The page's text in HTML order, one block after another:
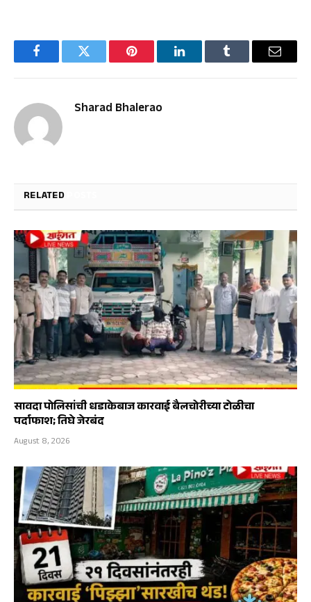
FacebookTwitter Pinterest LinkedInTumblr Email
Sharad Bhalerao
RELATED
सावदा पोलिसांची धडाकेबाज कारवाई बैलचोरीच्या टोळीचा
पर्दाफाश; तिघे जेरबंद
August 8, 2026